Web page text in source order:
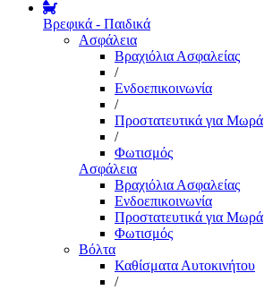
Βρεφικά - Παιδικά
Ασφάλεια
Βραχιόλια Ασφαλείας
/
Ενδοεπικοινωνία
/
Προστατευτικά για Μωρά
/
Φωτισμός
Ασφάλεια
Βραχιόλια Ασφαλείας
Ενδοεπικοινωνία
Προστατευτικά για Μωρά
Φωτισμός
Βόλτα
Καθίσματα Αυτοκινήτου
/